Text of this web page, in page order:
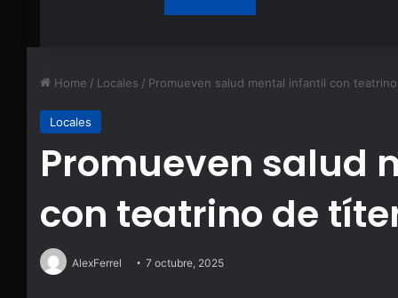
Home / Locales / Promueven salud mental infantil con
Locales
Promueven salud
con teatrino de
AlexFerrel 7 octubre, 2025